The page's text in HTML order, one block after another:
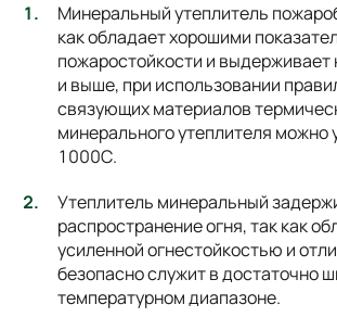
Минеральный утеплитель
как обладает хорошими
пожаростойкости и выдерживает
и выше, при использовании
связующих материалов
минерального утеплителя можно
1000С.
Утеплитель минеральный
распространение огня, так как
усиленной огнестойкостью и
безопасно служит в достаточно
температурном диапазоне.